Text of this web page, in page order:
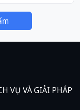
VỤ VÀ GIẢI PHÁP